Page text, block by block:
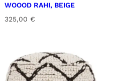
WOOOD RAHI, BEIGE
325,00 €